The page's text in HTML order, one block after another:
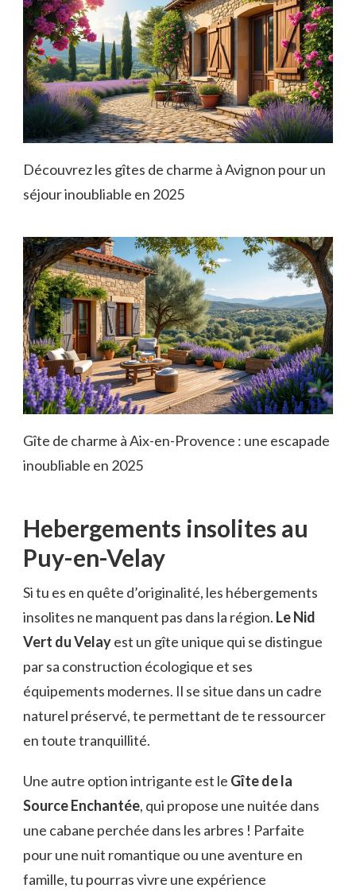
Découvrez les gîtes de charme à Avignon pour un
séjour inoubliable en 2025
Gîte de charme à Aix-en-Provence : une escapade
inoubliable en 2025
Hebergements insolites au
Puy-en-Velay
Si tu es en quête d’originalité, les hébergements
insolites ne manquent pas dans la région. Le Nid
Vert du Velayest un gîte unique qui se distingue
par sa construction écologique et ses
équipements modernes. Il se situe dans un cadre
naturel préservé, te permettant de te ressourcer
en toute tranquillité.
Une autre option intrigante est le Gîte de la
Source Enchantée, qui propose une nuitée dans
une cabane perchée dans les arbres ! Parfaite
pour une nuit romantique ou une aventure en
famille, tu pourras vivre une expérience